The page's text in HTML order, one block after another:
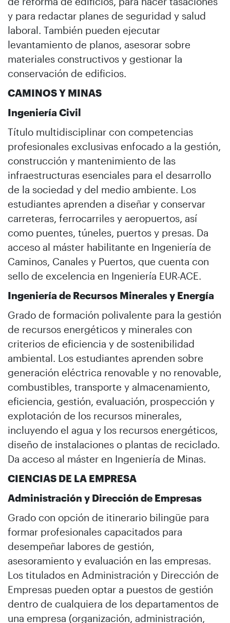
y para redactar planes de seguridad y salud
laboral. También pueden ejecutar
levantamiento de planos, asesorar sobre
materiales constructivos y gestionar la
conservación de edificios.
CAMINOS Y MINAS
Ingeniería Civil
Título multidisciplinar con competencias
profesionales exclusivas enfocado a la gestión,
construcción y mantenimiento de las
infraestructuras esenciales para el desarrollo
de la sociedad y del medio ambiente. Los
estudiantes aprenden a diseñar y conservar
carreteras, ferrocarriles y aeropuertos, así
como puentes, túneles, puertos y presas. Da
acceso al máster habilitante en Ingeniería de
Caminos, Canales y Puertos, que cuenta con
sello de excelencia en Ingeniería EUR-ACE.
Ingeniería de Recursos Minerales y Energía
Grado de formación polivalente para la gestión
de recursos energéticos y minerales con
criterios de eficiencia y de sostenibilidad
ambiental. Los estudiantes aprenden sobre
generación eléctrica renovable y no renovable,
combustibles, transporte y almacenamiento,
eficiencia, gestión, evaluación, prospección y
explotación de los recursos minerales,
incluyendo el agua y los recursos energéticos,
diseño de instalaciones o plantas de reciclado.
Da acceso al máster en Ingeniería de Minas.
CIENCIAS DE LA EMPRESA
Administración y Dirección de Empresas
Grado con opción de itinerario bilingüe para
formar profesionales capacitados para
desempeñar labores de gestión,
asesoramiento y evaluación en las empresas.
Los titulados en Administración y Dirección de
Empresas pueden optar a puestos de gestión
dentro de cualquiera de los departamentos de
una empresa (organización, administración,